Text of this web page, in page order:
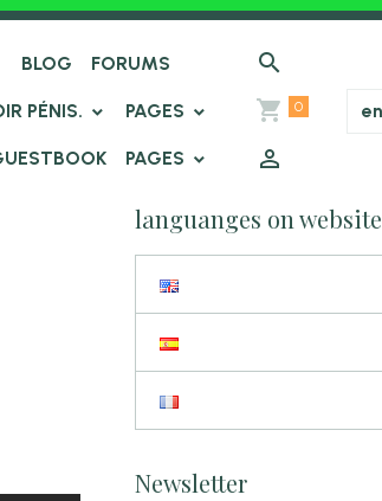
BLOG FORUMS
PÉNIS. PAGES
PAGES
0
languanges on website
Newsletter